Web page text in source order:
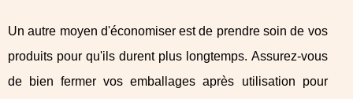
Un autre moyen d'économiser est de prendre soin de vos
produits pour qu'ils durent plus longtemps. Assurez-vous
de bien fermer vos emballages après utilisation pour